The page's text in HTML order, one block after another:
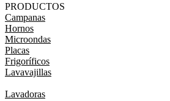
PRODUCTOS
Campanas
Hornos
Microondas
Placas
Frigoríficos
Lavavajillas
Lavadoras